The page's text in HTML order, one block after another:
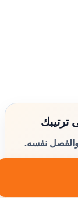
نفسه.